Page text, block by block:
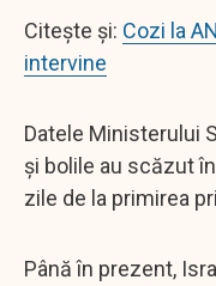
Citește și: Cozi la
intervine
Datele Ministerului
și bolile au scăzut
zile de la primirea
Până în prezent,